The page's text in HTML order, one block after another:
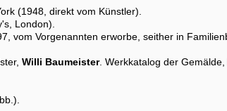
(1948, direkt vom Künstler).
London).
vom Vorgenannten erworbe, seither in
Willi Baumeister. Werkkatalog der